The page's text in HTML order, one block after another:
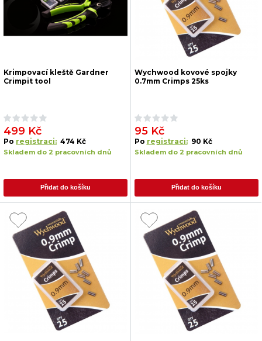
Krimpovací kleště Gardner
Crimpit tool
499 Kč
Po registraci: 474 Kč
Skladem do 2 pracovních dnů
Přidat do košíku
Wychwood kovové spojky
0.7mm Crimps 25ks
95 Kč
Po registraci: 90 Kč
Skladem do 2 pracovních dnů
Přidat do košíku